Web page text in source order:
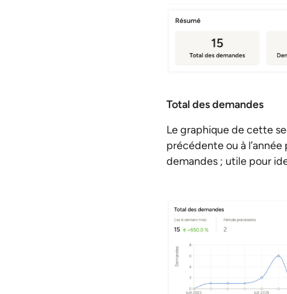
Total des demandes
Le graphique de cette
précédente ou à
demandes ; utile pour